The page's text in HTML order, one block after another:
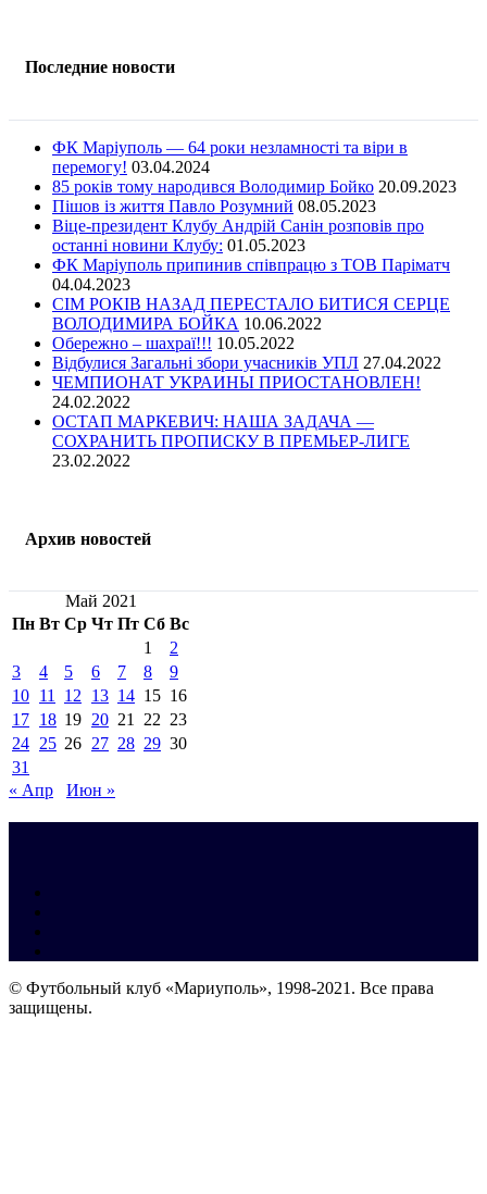
Последние новости
ФК Маріуполь — 64 роки незламності та віри в
перемогу! 03.04.2024
85 років тому народився Володимир Бойко 20.09.2023
Пішов із життя Павло Розумний 08.05.2023
Віце-президент Клубу Андрій Санін розповів про
останні новини Клубу: 01.05.2023
ФК Маріуполь припинив співпрацю з ТОВ Паріматч
04.04.2023
СІМ РОКІВ НАЗАД ПЕРЕСТАЛО БИТИСЯ СЕРЦЕ
ВОЛОДИМИРА БОЙКА 10.06.2022
Обережно – шахраї!!! 10.05.2022
Відбулися Загальні збори учасників УПЛ 27.04.2022
ЧЕМПИОНАТ УКРАИНЫ ПРИОСТАНОВЛЕН!
24.02.2022
ОСТАП МАРКЕВИЧ: НАША ЗАДАЧА —
СОХРАНИТЬ ПРОПИСКУ В ПРЕМЬЕР-ЛИГЕ
23.02.2022
Архив новостей
Май 2021
Пн Вт Ср Чт Пт Сб Вс
1
2
3
4 5 6 7 8
9
10 11 12 13 14 15 16
17 18 19 20 21 22 23
24 25 26 27 28 29 30
31
« Апр
Июн »
© Футбольный клуб «Мариуполь», 1998-2021. Все права
защищены.